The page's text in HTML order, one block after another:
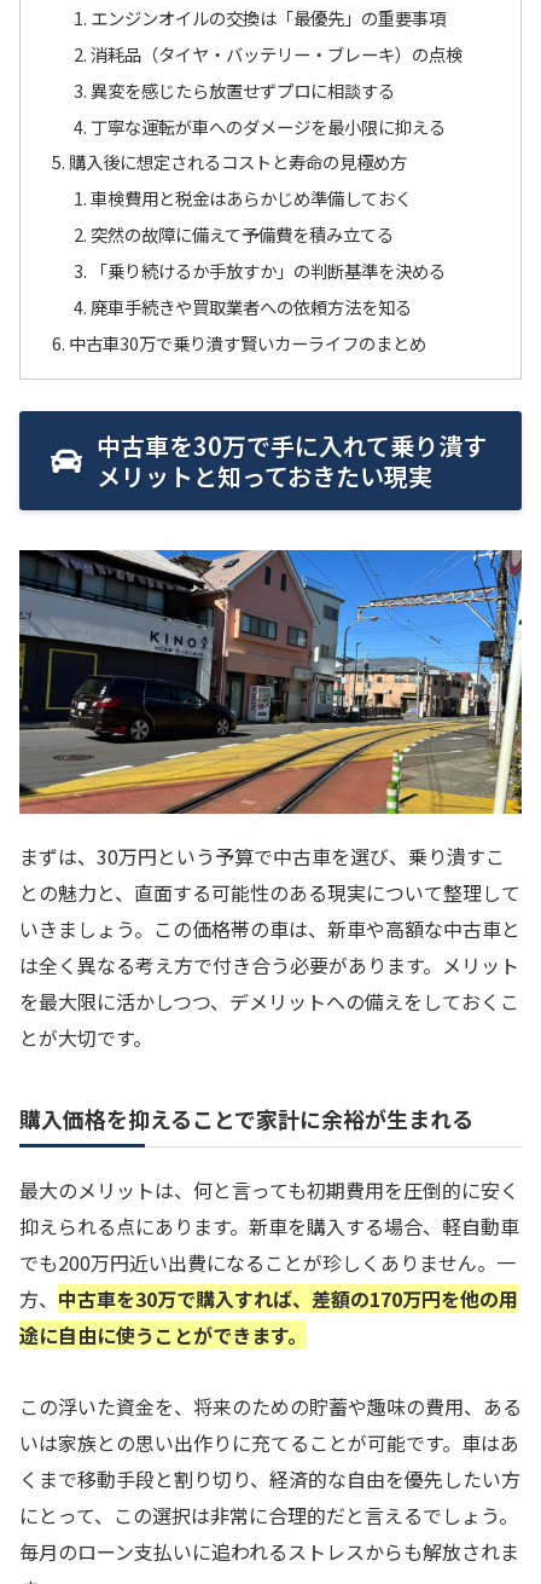
エンジンオイルの交換は「最優先」の重要事項
消耗品（タイヤ・バッテリー・ブレーキ）の点検
異変を感じたら放置せずプロに相談する
丁寧な運転が車へのダメージを最小限に抑える
購入後に想定されるコストと寿命の見極め方
車検費用と税金はあらかじめ準備しておく
突然の故障に備えて予備費を積み立てる
「乗り続けるか手放すか」の判断基準を決める
廃車手続きや買取業者への依頼方法を知る
中古車30万で乗り潰す賢いカーライフのまとめ
中古車を30万で手に入れて乗り潰す
メリットと知っておきたい現実
まずは、30万円という予算で中古車を選び、乗り潰すこ
との魅力と、直面する可能性のある現実について整理して
いきましょう。この価格帯の車は、新車や高額な中古車と
は全く異なる考え方で付き合う必要があります。メリット
を最大限に活かしつつ、デメリットへの備えをしておくこ
とが大切です。
購入価格を抑えることで家計に余裕が生まれる
最大のメリットは、何と言っても初期費用を圧倒的に安く
抑えられる点にあります。新車を購入する場合、軽自動車
でも200万円近い出費になることが珍しくありません。一
方、 中古車を30万で購入すれば、差額の170万円を他の用
途に自由に使うことができます。
この浮いた資金を、将来のための貯蓄や趣味の費用、ある
いは家族との思い出作りに充てることが可能です。車はあ
くまで移動手段と割り切り、経済的な自由を優先したい方
にとって、この選択は非常に合理的だと言えるでしょう。
毎月のローン支払いに追われるストレスからも解放されま